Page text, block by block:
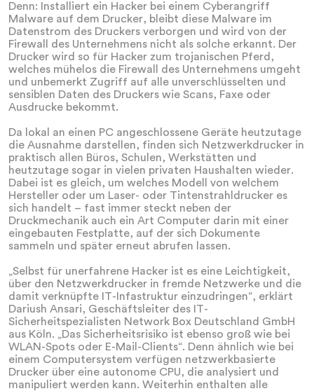
Denn: Installiert ein Hacker bei einem Cyberangriff
Malware auf dem Drucker, bleibt diese Malware im
Datenstrom des Druckers verborgen und wird von der
Firewall des Unternehmens nicht als solche erkannt. Der
Drucker wird so für Hacker zum trojanischen Pferd,
welches mühelos die Firewall des Unternehmens umgeht
und unbemerkt Zugriff auf alle unverschlüsselten und
sensiblen Daten des Druckers wie Scans, Faxe oder
Ausdrucke bekommt.
Da lokal an einen PC angeschlossene Geräte heutzutage
die Ausnahme darstellen, finden sich Netzwerkdrucker in
praktisch allen Büros, Schulen, Werkstätten und
heutzutage sogar in vielen privaten Haushalten wieder.
Dabei ist es gleich, um welches Modell von welchem
Hersteller oder um Laser- oder Tintenstrahldrucker es
sich handelt – fast immer steckt neben der
Druckmechanik auch ein Art Computer darin mit einer
eingebauten Festplatte, auf der sich Dokumente
sammeln und später erneut abrufen lassen.
„Selbst für unerfahrene Hacker ist es eine Leichtigkeit,
über den Netzwerkdrucker in fremde Netzwerke und die
damit verknüpfte IT-Infastruktur einzudringen“, erklärt
Dariush Ansari, Geschäftsleiter des IT-
Sicherheitspezialisten Network Box Deutschland GmbH
aus Köln. „Das Sicherheitsrisiko ist ebenso groß wie bei
WLAN-Spots oder E-Mail-Clients“. Denn ähnlich wie bei
einem Computersystem verfügen netzwerkbasierte
Drucker über eine autonome CPU, die analysiert und
manipuliert werden kann. Weiterhin enthalten alle